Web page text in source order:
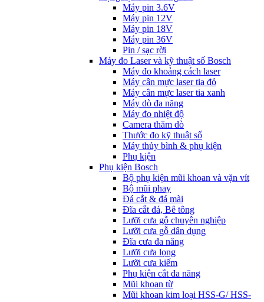
Máy pin 3.6V
Máy pin 12V
Máy pin 18V
Máy pin 36V
Pin / sạc rời
Máy đo Laser và kỹ thuật số Bosch
Máy đo khoảng cách laser
Máy cân mực laser tia đỏ
Máy cân mực laser tia xanh
Máy dò đa năng
Máy đo nhiệt độ
Camera thăm dò
Thước đo kỹ thuật số
Máy thủy bình & phụ kiện
Phụ kịện
Phụ kiện Bosch
Bộ phụ kiện mũi khoan và vặn vít
Bộ mũi phay
Đá cắt & đá mài
Đĩa cắt đá, Bê tông
Lưỡi cưa gỗ chuyên nghiệp
Lưỡi cưa gỗ dân dụng
Đĩa cưa đa năng
Lưỡi cưa lọng
Lưỡi cưa kiếm
Phụ kiện cắt đa năng
Mũi khoan từ
Mũi khoan kim loại HSS-G/ HSS-